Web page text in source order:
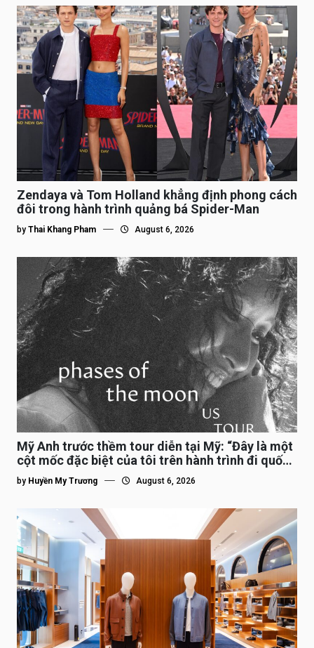
Zendaya và Tom Holland khẳng định phong cách
đôi trong hành trình quảng bá Spider-Man
by Thai Khang Pham August 6, 2026
Mỹ Anh trước thềm tour diễn tại Mỹ: “Đây là một
cột mốc đặc biệt của tôi trên hành trình đi quốc
tế”
by Huyền My Trương August 6, 2026